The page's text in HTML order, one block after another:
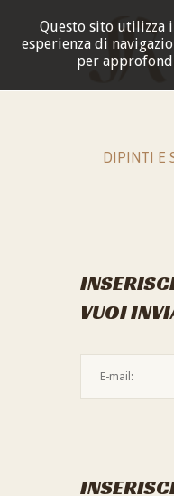
Questo sito utilizza
esperienza di
per
DIPINTI E
VUOI